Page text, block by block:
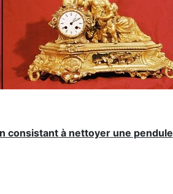
consistant à nettoyer une pendule